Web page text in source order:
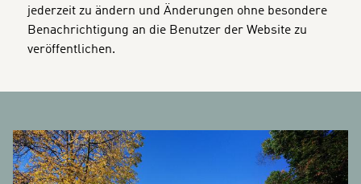
jederzeit zu ändern und Änderungen ohne besondere
Benachrichtigung an die Benutzer der Website zu
veröffentlichen.
BANNERS